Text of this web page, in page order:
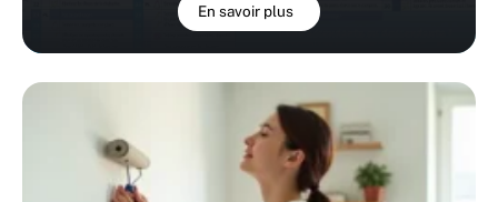
En savoir plus